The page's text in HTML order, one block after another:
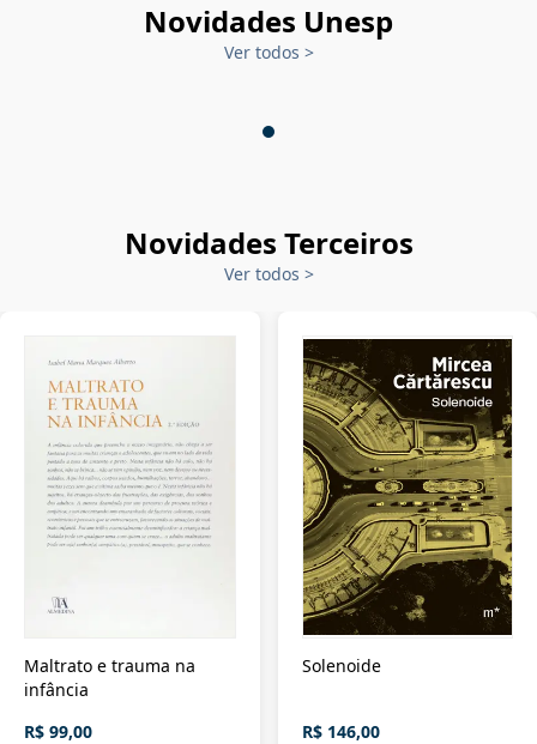
Novidades Unesp
Ver todos >
Novidades Terceiros
Ver todos >
Maltrato e trauma na
infância
R$ 99,00
Solenoide
R$ 146,00